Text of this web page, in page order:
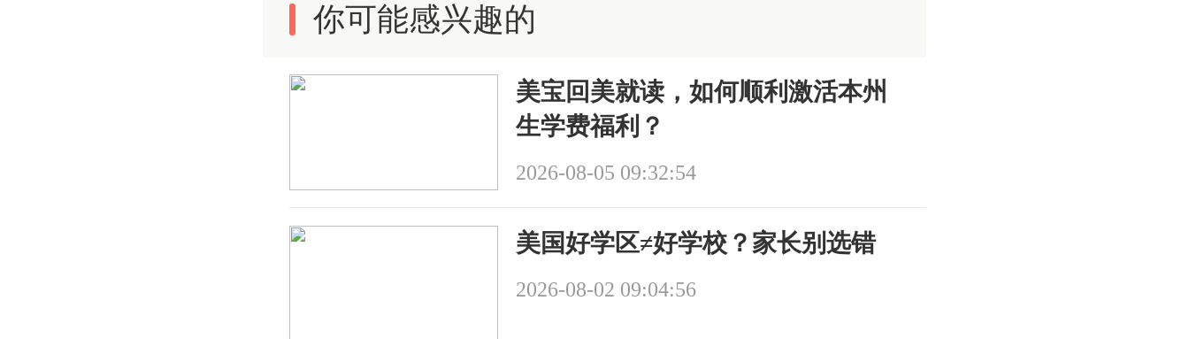
你可能感兴趣的
美宝回美就读，如何顺利激活本州
生学费福利？
2026-08-05 09:32:54
美国好学区≠好学校？家长别选错
2026-08-02 09:04:56